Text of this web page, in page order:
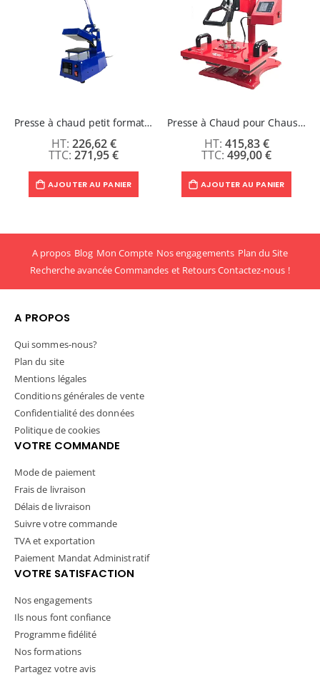
Presse à chaud petit format 12 x 12 cm
271,95 €
226,62 €
AJOUTER AU PANIER
Presse à Chaud pour Chaussures
499,00 €
415,83 €
AJOUTER AU PANIER
A propos Blog Mon Compte Nos engagements Plan du Site
Recherche avancéeCommandes et RetoursContactez-nous !
A PROPOS
Qui sommes-nous?
Plan du site
Mentions légales
Conditions générales de vente
Confidentialité des données
Politique de cookies
VOTRE COMMANDE
Mode de paiement
Frais de livraison
Délais de livraison
Suivre votre commande
TVA et exportation
Paiement Mandat Administratif
VOTRE SATISFACTION
Nos engagements
Ils nous font confiance
Programme fidélité
Nos formations
Partagez votre avis